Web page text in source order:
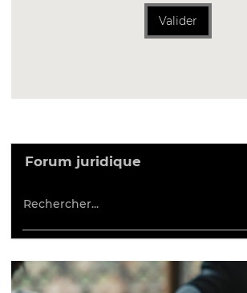
Valider
Forum juridique